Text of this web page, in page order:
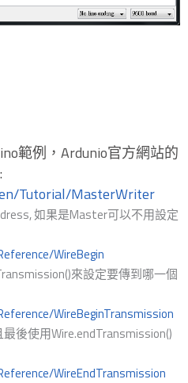
範例，Ardunio官方網站的
Tutorial/MasterWriter
如果是Master可以不用設定
WireBegin
來設定要傳到哪一個
WireBeginTransmission
後使用Wire.endTransmission()
WireEndTransmission